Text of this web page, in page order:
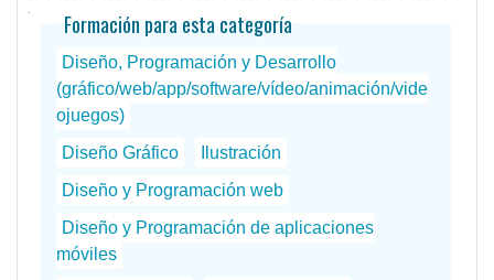
Formación para esta categoría
Diseño, Programación y Desarrollo
(gráfico/web/app/software/vídeo/animación/vide
ojuegos)
Diseño Gráfico
Ilustración
Diseño y Programación web
Diseño y Programación de aplicaciones
móviles